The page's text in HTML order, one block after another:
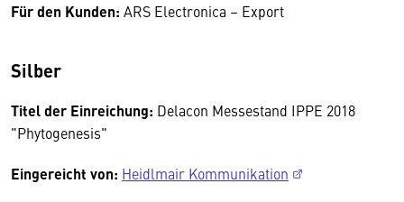
Für den Kunden: ARS Electronica – Export
Silber
Titel der Einreichung: Delacon Messestand IPPE 2018
"Phytogenesis"
Eingereicht von: Heidlmair Kommunikation